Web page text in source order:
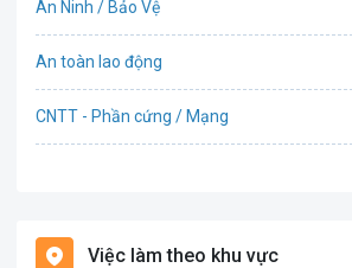
An Ninh / Bảo Vệ
An toàn lao động
CNTT - Phần cứng / Mạng
Việc làm theo khu vực